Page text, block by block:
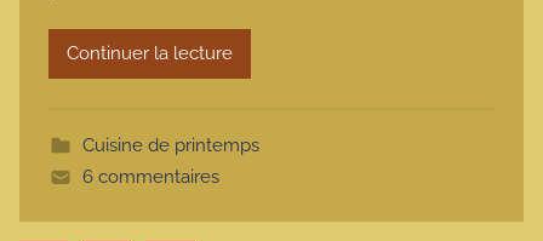
r
m
t
Continuer la lecture
Cuisine de printemps
6 commentaires